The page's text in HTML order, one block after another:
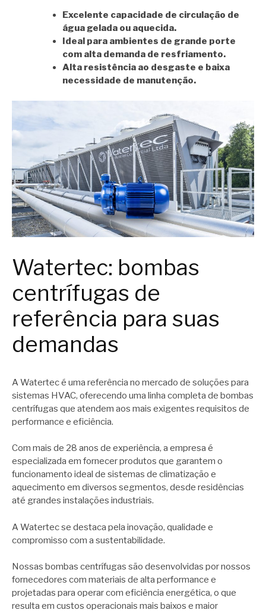
Excelente capacidade de circulação de
água gelada ou aquecida.
Ideal para ambientes de grande porte
com alta demanda de resfriamento.
Alta resistência ao desgaste e baixa
necessidade de manutenção.
Watertec: bombas
centrífugas de
referência para suas
demandas
A Watertec é uma referência no mercado de soluções para
sistemas HVAC, oferecendo uma linha completa de bombas
centrífugas que atendem aos mais exigentes requisitos de
performance e eficiência.
Com mais de 28 anos de experiência, a empresa é
especializada em fornecer produtos que garantem o
funcionamento ideal de sistemas de climatização e
aquecimento em diversos segmentos, desde residências
até grandes instalações industriais.
A Watertec se destaca pela inovação, qualidade e
compromisso com a sustentabilidade.
Nossas bombas centrífugas são desenvolvidas por nossos
fornecedores com materiais de alta performance e
projetadas para operar com eficiência energética, o que
resulta em custos operacionais mais baixos e maior